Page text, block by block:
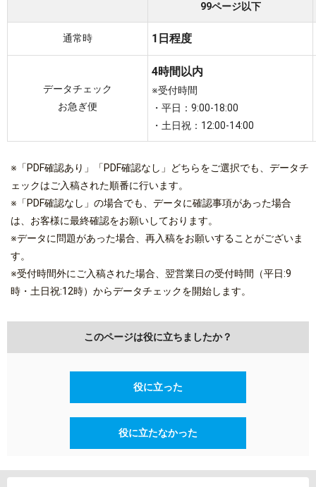
99ページ以下
通常時 1日程度
データチェック
お急ぎ便
4時間以内
※受付時間
・平日：9:00-18:00
・土日祝：12:00-14:00
※「PDF確認あり」「PDF確認なし」どちらをご選択でも、データチ
ェックはご入稿された順番に行います。
※「PDF確認なし」の場合でも、データに確認事項があった場合
は、お客様に最終確認をお願いしております。
※データに問題があった場合、再入稿をお願いすることがございま
す。
※受付時間外にご入稿された場合、翌営業日の受付時間（平日:9
時・土日祝:12時）からデータチェックを開始します。
このページは役に立ちましたか？
役に立った
役に立たなかった